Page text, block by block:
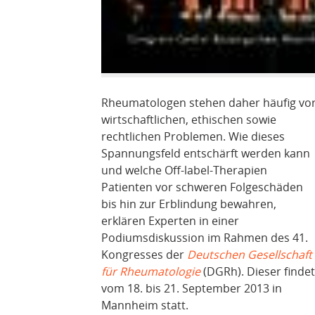
Rheumatologen stehen daher häufig
wirtschaftlichen, ethischen sowie
rechtlichen Problemen. Wie dieses
Spannungsfeld entschärft werden kann
und welche Off-label-Therapien
Patienten vor schweren Folgeschäden
bis hin zur Erblindung bewahren,
erklären Experten in einer
Podiumsdiskussion im Rahmen des 41.
Kongresses der Deutschen Gesellschaft
für Rheumatologie(DGRh). Dieser findet
vom 18. bis 21. September 2013 in
Mannheim statt.